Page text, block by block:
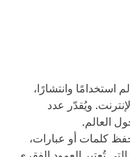
استخدامًا وانتشارًا،
ويُقدّر عدد
العالم.
حفظ كلمات أو عبارات،